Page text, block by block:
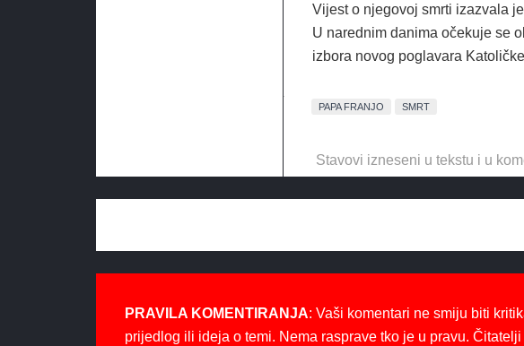
Vijest o njegovoj smrti izazvala
U narednim danima očekuje se
izbora novog poglavara
PAPA FRANJO SMRT
Stavovi izneseni u tekstu i u
PRAVILA KOMENTIRANJA: Vaši komentari ne smiju biti
prijedlog ili ideja o temi. Nema rasprave tko je u pravu.